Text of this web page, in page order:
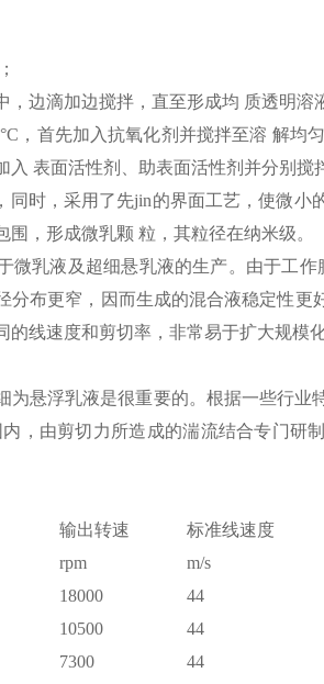
边滴加边搅拌，直至形成均 质透明溶
，首先加入抗氧化剂并搅拌至溶 解均
表面活性剂、助表面活性剂并分别搅
同时，采用了先jin的界面工艺，使微小
，形成微乳颗 粒，其粒径在纳米级。
微乳液及超细悬乳液的生产。由于工
分布更窄，因而生成的混合液稳定性
的线速度和剪切率，非常易于扩大规模
为悬浮乳液是很重要的。根据一些行业
，由剪切力所造成的湍流结合专门研
输出转速
rpm
标准线速度
m/s
18000 44
10500 44
7300 44